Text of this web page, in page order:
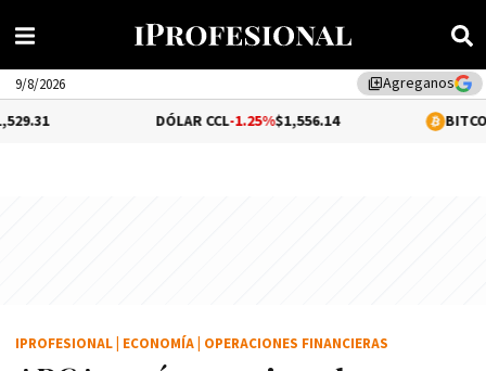
library_addAgreganos
9/8/2026
-1.25%$1,556.14 0.03%
IPROFESIONAL ECONOMÍA OPERACIONES FINANCIERAS